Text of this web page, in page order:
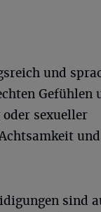
und
Gefühlen
sexueller
und
sind